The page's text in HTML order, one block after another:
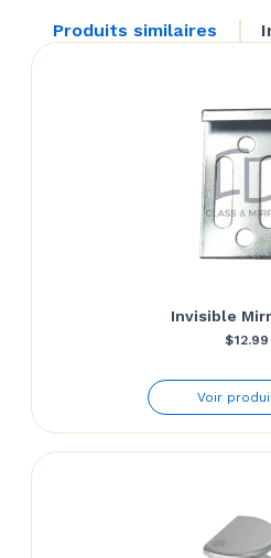
Produits similaires
Invisible
$12.99
Voir